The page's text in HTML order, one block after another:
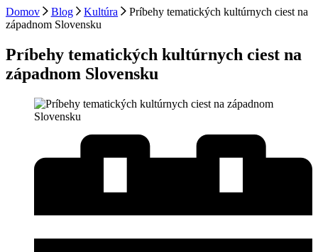
Domov Blog Kultúra
Príbehy tematických kultúrnych ciest na
západnom Slovensku
Príbehy tematických kultúrnych ciest na
západnom Slovensku